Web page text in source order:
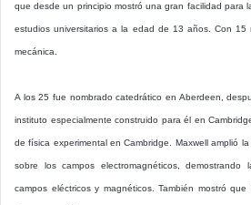
que desde un principio mostró una gran facilidad para
estudios universitarios a la edad de 13 años. Con 15
mecánica.
A los 25 fue nombrado catedrático en Aberdeen,
instituto especialmente construido para él en
de física experimental en Cambridge. Maxwell amplió
sobre los campos electromagnéticos, demostrando
campos eléctricos y magnéticos. También mostró